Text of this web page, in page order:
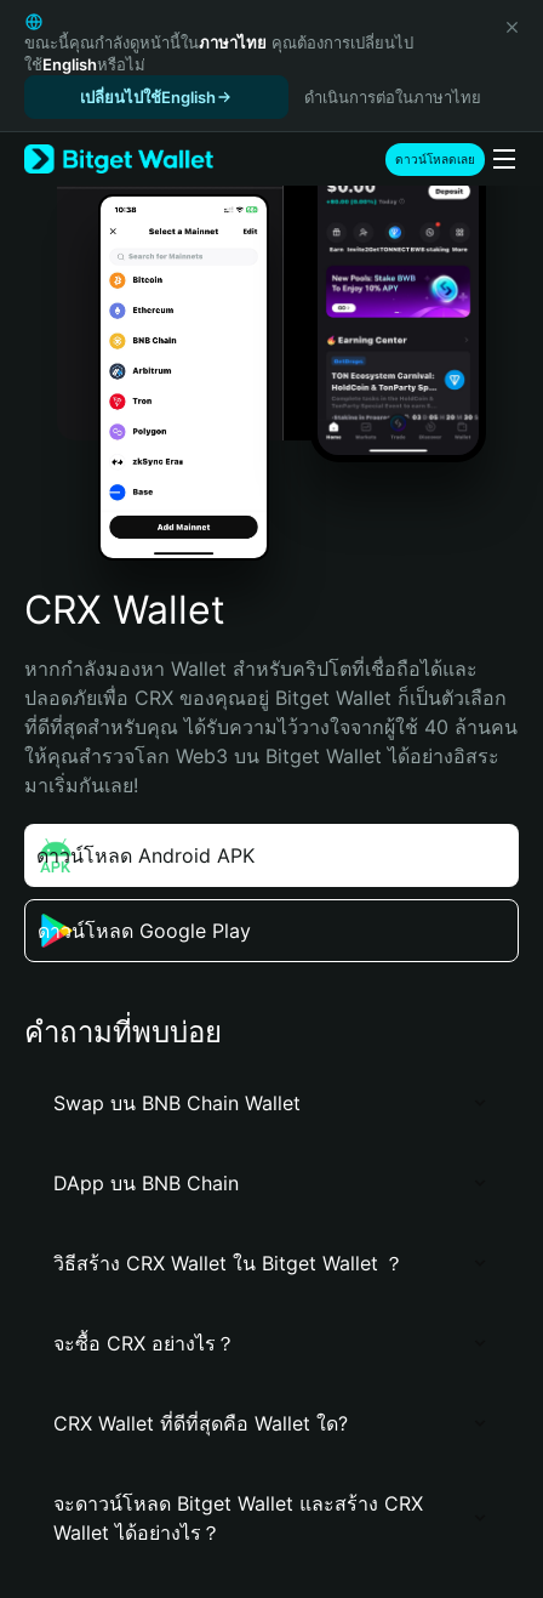
English
日本語
Tiếng Việt
Español (Latinoamérica)
Türkçe
Italiano
Português (Portugal)
Bahasa Indonesia
Português (Brasil)
Español (Argentina)
ขณะนี้คุณกำลังดูหน้านี้ในภาษาไทย คุณต้องการเปลี่ยนไป
ใช้Englishหรือไม่
เปลี่ยนไปใช้English
ดำเนินการต่อในภาษาไทย
ดาวน์โหลดเลย
CRX Wallet
หากกำลังมองหา Wallet สำหรับคริปโตที่เชื่อถือได้และ
ปลอดภัยเพื่อ CRX ของคุณอยู่ Bitget Wallet ก็เป็นตัวเลือก
ที่ดีที่สุดสำหรับคุณ ได้รับความไว้วางใจจากผู้ใช้ 40 ล้านคน
ให้คุณสำรวจโลก Web3 บน Bitget Wallet ได้อย่างอิสระ
มาเริ่มกันเลย!
ดาวน์โหลด Android APK
ดาวน์โหลด Google Play
คำถามที่พบบ่อย
Swap บน BNB Chain Wallet
DApp บน BNB Chain
วิธีสร้าง CRX Wallet ใน Bitget Wallet ？
จะซื้อ CRX อย่างไร？
CRX Wallet ที่ดีที่สุดคือ Wallet ใด?
จะดาวน์โหลด Bitget Wallet และสร้าง CRX
Wallet ได้อย่างไร？